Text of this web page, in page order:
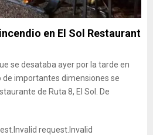
en El Sol Restaurant
se desataba ayer por la tarde en
de importantes dimensiones se
de Ruta 8, El Sol. De
Invalid request. Invalid